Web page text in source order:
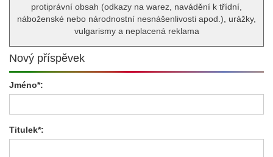
protiprávní obsah (odkazy na warez, navádění k třídní,
náboženské nebo národnostní nesnášenlivosti apod.), urážky,
vulgarismy a neplacená reklama
Nový příspěvek
Jméno*:
Titulek*: